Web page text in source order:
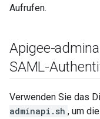
Aufrufen.
Apigee-
SAML-
Verwenden Sie das
adminapi.sh , um